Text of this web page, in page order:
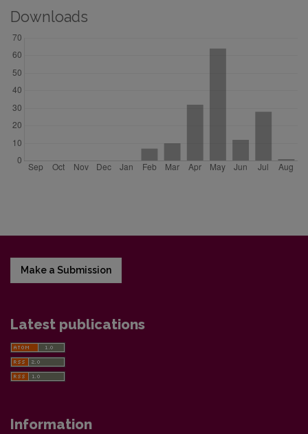
Downloads
Make a Submission
Latest publications
Information